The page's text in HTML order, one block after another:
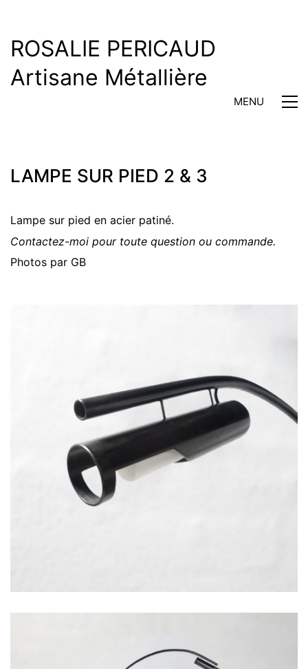
ROSALIE PERICAUD
Artisane Métallière
MENU
LAMPE SUR PIED 2 & 3
Lampe sur pied en acier patiné.
Contactez-moi pour toute question ou commande.
Photos par GB